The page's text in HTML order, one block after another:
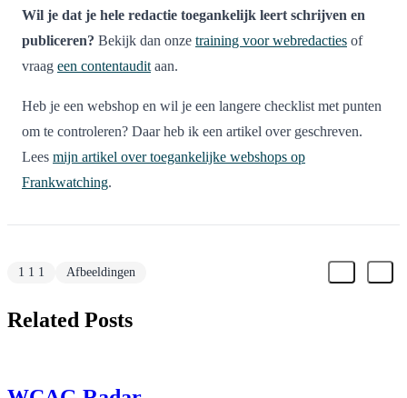
Wil je dat je hele redactie toegankelijk leert schrijven en
publiceren? Bekijk dan onze training voor webredacties of
vraag een contentauditaan.
Heb je een webshop en wil je een langere checklist met punten
om te controleren? Daar heb ik een artikel over geschreven.
Lees mijn artikel over toegankelijke webshops op
Frankwatching.
1 1 1 Afbeeldingen
Related Posts